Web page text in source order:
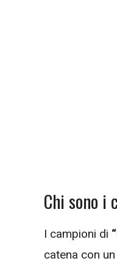
Chi sono i
I campioni di
catena con